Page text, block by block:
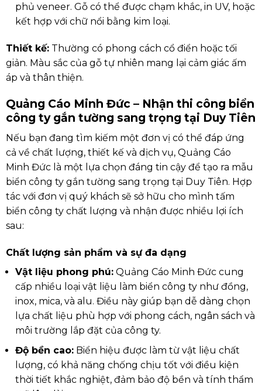
phủ veneer. Gỗ có thể được chạm khắc, in UV, hoặc
kết hợp với chữ nổi bằng kim loại.
Thiết kế:Thường có phong cách cổ điển hoặc tối
giản. Màu sắc của gỗ tự nhiên mang lại cảm giác ấm
áp và thân thiện.
Quảng Cáo Minh Đức – Nhận thi công biển
công ty gắn tường sang trọng tại Duy Tiên
Nếu bạn đang tìm kiếm một đơn vị có thể đáp ứng
cả về chất lượng, thiết kế và dịch vụ, Quảng Cáo
Minh Đức là một lựa chọn đáng tin cậy để tạo ra mẫu
biển công ty gắn tường sang trọng tại Duy Tiên. Hợp
tác với đơn vị quý khách sẽ sở hữu cho mình tấm
biển công ty chất lượng và nhận được nhiều lợi ích
sau:
Chất lượng sản phẩm và sự đa dạng
Vật liệu phong phú:Quảng Cáo Minh Đức cung
cấp nhiều loại vật liệu làm biển công ty như đồng,
inox, mica, và alu. Điều này giúp bạn dễ dàng chọn
lựa chất liệu phù hợp với phong cách, ngân sách và
môi trường lắp đặt của công ty.
Độ bền cao:Biển hiệu được làm từ vật liệu chất
lượng, có khả năng chống chịu tốt với điều kiện
thời tiết khắc nghiệt, đảm bảo độ bền và tính thẩm